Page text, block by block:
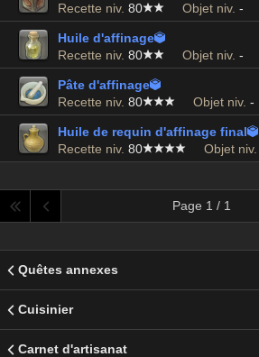
Recette niv. 80 Objet niv. -
Huile d'affinage
Recette niv. 80 Objet niv. -
Pâte d'affinage
Recette niv. 80 Objet niv. -
Huile de requin d'affinage final
Recette niv. 80 Objet niv.
Page 1 / 1
Quêtes annexes
Cuisinier
Carnet d'artisanat